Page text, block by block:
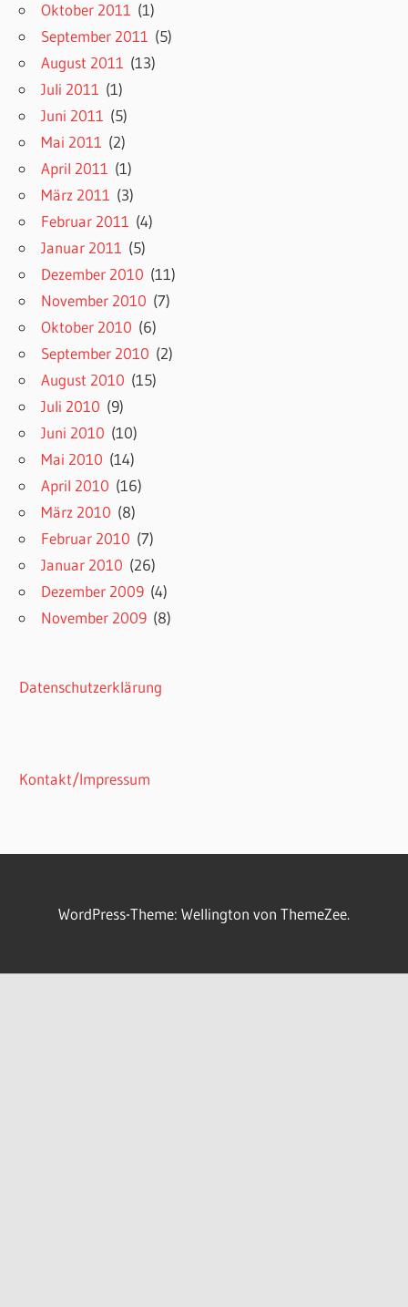
Oktober 2011 (1)
September 2011 (5)
August 2011 (13)
Juli 2011 (1)
Juni 2011 (5)
Mai 2011 (2)
April 2011 (1)
März 2011 (3)
Februar 2011 (4)
Januar 2011 (5)
Dezember 2010 (11)
November 2010 (7)
Oktober 2010 (6)
September 2010 (2)
August 2010 (15)
Juli 2010 (9)
Juni 2010 (10)
Mai 2010 (14)
April 2010 (16)
März 2010 (8)
Februar 2010 (7)
Januar 2010 (26)
Dezember 2009 (4)
November 2009 (8)
Datenschutzerklärung
Kontakt/Impressum
WordPress-Theme: Wellington von ThemeZee.